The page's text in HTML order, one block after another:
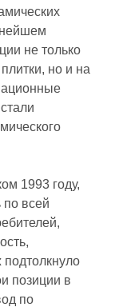
не только
но и на
1993 году,
по всей
позиции в
по